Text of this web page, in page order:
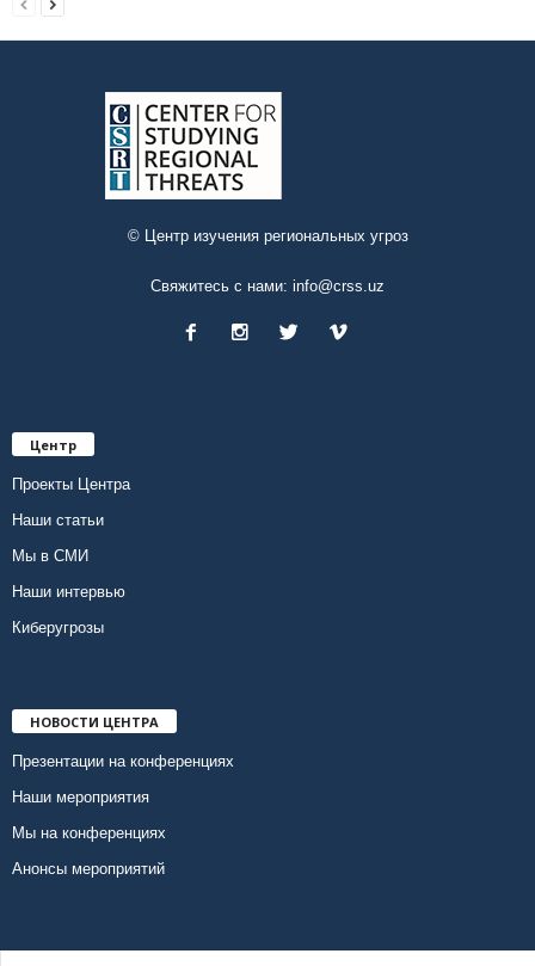
© Центр изучения региональных угроз
Свяжитесь с нами: info@crss.uz
Центр
Проекты Центра
Наши статьи
Мы в СМИ
Наши интервью
Киберугрозы
НОВОСТИ ЦЕНТРА
Презентации на конференциях
Наши мероприятия
Мы на конференциях
Анонсы мероприятий